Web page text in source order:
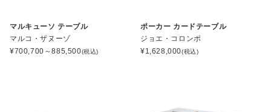
マルキューソ テーブル
マルコ・ザヌーゾ
¥700,700～885,500(税込)
ポーカー カードテーブル
ジョエ・コロンボ
¥1,628,000(税込)